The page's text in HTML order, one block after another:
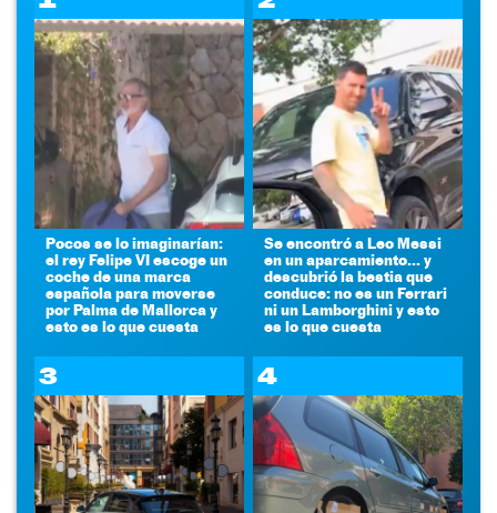
Pocos se lo imaginarían:
el rey Felipe VI escoge un
coche de una marca
española para moverse
por Palma de Mallorca y
esto es lo que cuesta
Se encontró a Leo Messi
en un aparcamiento... y
descubrió la bestia que
conduce: no es un Ferrari
ni un Lamborghini y esto
es lo que cuesta
3 4